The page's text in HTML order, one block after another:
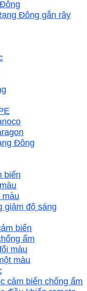
Đông gắn rây
Đông
biến
màu
giảm độ sáng
biến
ẩm
màu
màu
cảm biến chống ẩm